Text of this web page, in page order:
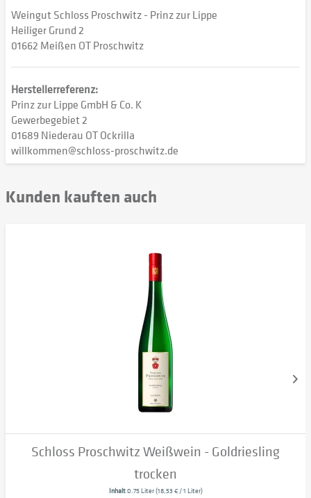
Weingut Schloss Proschwitz - Prinz zur Lippe
Heiliger Grund 2
01662 Meißen OT Proschwitz
Herstellerreferenz:
Prinz zur Lippe GmbH & Co. K
Gewerbegebiet 2
01689 Niederau OT Ockrilla
willkommen@schloss-proschwitz.de
Kunden kauften auch
Schloss Proschwitz Weißwein - Goldriesling
trocken
Inhalt0.75 Liter(18,53 € / 1 Liter)